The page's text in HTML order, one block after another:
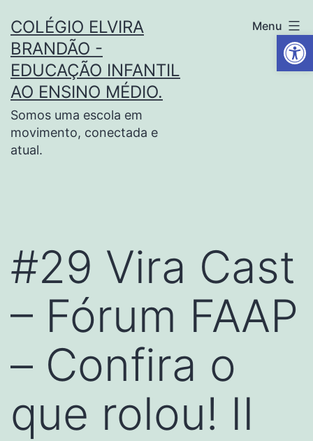
Barra de
COLÉGIO ELVIRA
BRANDÃO -
EDUCAÇÃO INFANTIL
AO ENSINO MÉDIO.
Somos uma escola em
movimento, conectada e
atual.
Menu
#29 Vira Cast
– Fórum FAAP
– Confira o
que rolou! II